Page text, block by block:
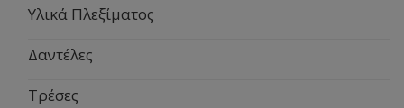
Υλικά Πλεξίματος
Δαντέλες
Τρέσες